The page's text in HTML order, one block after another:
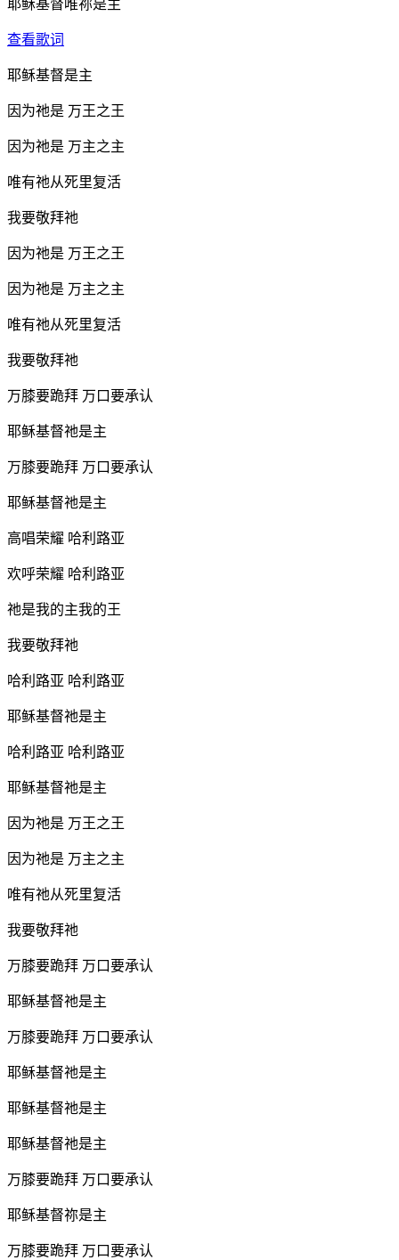
耶稣基督唯祢是主
查看歌词
耶稣基督是主
因为祂是 万王之王
因为祂是 万主之主
唯有祂从死里复活
我要敬拜祂
因为祂是 万王之王
因为祂是 万主之主
唯有祂从死里复活
我要敬拜祂
万膝要跪拜 万口要承认
耶稣基督祂是主
万膝要跪拜 万口要承认
耶稣基督祂是主
高唱荣耀 哈利路亚
欢呼荣耀 哈利路亚
祂是我的主我的王
我要敬拜祂
哈利路亚 哈利路亚
耶稣基督祂是主
哈利路亚 哈利路亚
耶稣基督祂是主
因为祂是 万王之王
因为祂是 万主之主
唯有祂从死里复活
我要敬拜祂
万膝要跪拜 万口要承认
耶稣基督祂是主
万膝要跪拜 万口要承认
耶稣基督祂是主
耶稣基督祂是主
耶稣基督祂是主
万膝要跪拜 万口要承认
耶稣基督祢是主
万膝要跪拜 万口要承认